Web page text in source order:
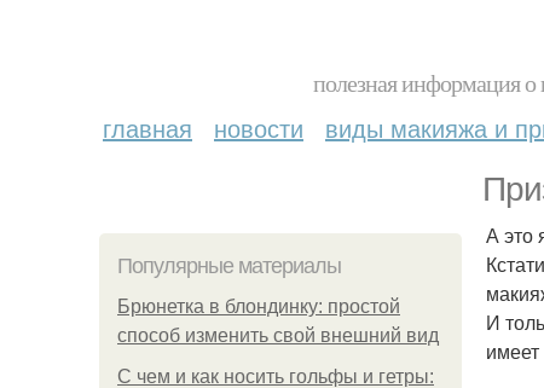
полезная информация о
главная новости виды макияжа и
Популярные материалы
Брюнетка в блондинку: простой
способ изменить свой внешний вид
С чем и как носить гольфы и гетры:
А это
И